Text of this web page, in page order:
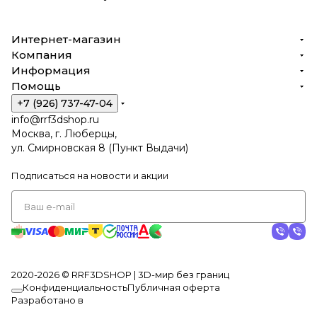
Интернет-магазин
Компания
Информация
Помощь
+7 (926) 737-47-04
info@rrf3dshop.ru
Москва, г. Люберцы,
ул. Смирновская 8 (Пункт Выдачи)
Подписаться на новости и акции
2020-2026 © RRF3DSHOP | 3D-мир без границ
КонфиденциальностьПубличная оферта
Разработано в